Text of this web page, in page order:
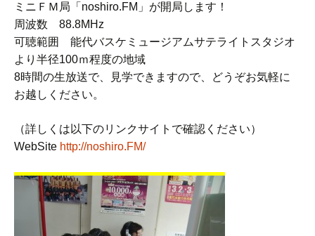
ミニＦＭ局「noshiro.FM」が開局します！
周波数 88.8MHz
可聴範囲 能代バスケミュージアムサテライトスタジオ
より半径100ｍ程度の地域
8時間の生放送で、見学できますので、どうぞお気軽に
お越しください。
（詳しくは以下のリンクサイトで確認ください）
WebSite http://noshiro.FM/